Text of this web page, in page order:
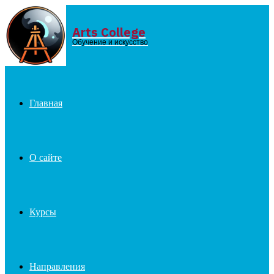
Menu Arts College
Обучение и искусство
Главная
О сайте
Курсы
Направления